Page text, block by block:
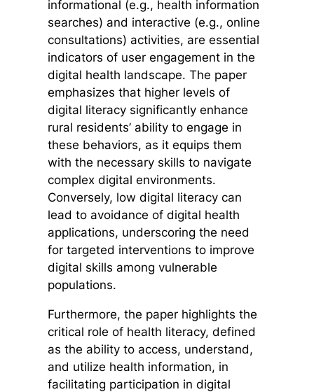
informational (e.g., health information
searches) and interactive (e.g., online
consultations) activities, are essential
indicators of user engagement in the
digital health landscape. The paper
emphasizes that higher levels of
digital literacy significantly enhance
rural residents’ ability to engage in
these behaviors, as it equips them
with the necessary skills to navigate
complex digital environments.
Conversely, low digital literacy can
lead to avoidance of digital health
applications, underscoring the need
for targeted interventions to improve
digital skills among vulnerable
populations.
Furthermore, the paper highlights the
critical role of health literacy, defined
as the ability to access, understand,
and utilize health information, in
facilitating participation in digital